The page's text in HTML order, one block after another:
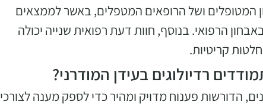
המטופלים ושל הרופאים המטפלים, באשר לממצאים
הרפואי. בנוסף, חוות דעת רפואית שנייה יכולה
קריטיות.
רדיולוגים בעידן המודרני?
הדורשות פענוח מדויק ומהיר כדי לספק מענה לצורכי